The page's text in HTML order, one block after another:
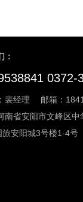
：
0372-
裴经理
邮箱：
南省安阳市文峰区
旅安阳城3号楼1-4号